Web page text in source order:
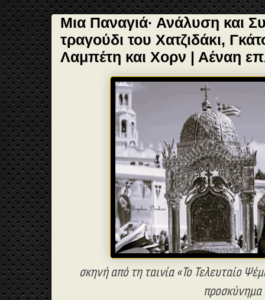
Μια Παναγιά· Ανάλυση και
τραγούδι του Χατζιδάκι,
Λαμπέτη και Χορν | Αέναη
σκηνή από τη ταινία «Το Τελευταίο
προσκύνημα